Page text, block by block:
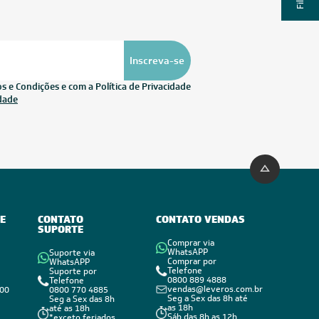
Inscreva-se
e Condições e com a Política de Privacidade
CONTATO
SUPORTE
Suporte via
WhatsAPP
Suporte por
Telefone
0800 770 4885
Seg a Sex das 8h
até as 18h
CONTATO VENDAS
Comprar via
WhatsAPP
Comprar por
Telefone
0800 889 4888
vendas@leveros.com.br
Seg a Sex das 8h até
as 18h